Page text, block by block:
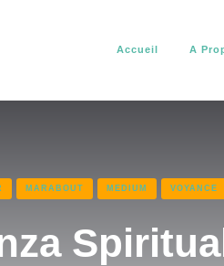
Accueil A
MARABOUT MEDIUM VOYANCE